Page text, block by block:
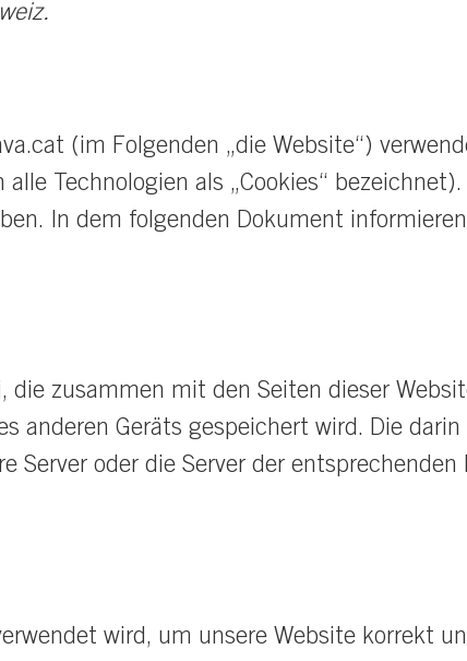
(im Folgenden „die Website“)
Technologien als „Cookies“
In dem folgenden Dokument
die zusammen mit den Seiten dieser
anderen Geräts gespeichert wird. Die
Server oder die Server der
wird, um unsere Website korrekt